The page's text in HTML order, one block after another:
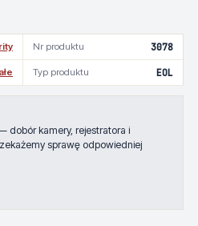
Nr produktu 3078
Typ produktu EOL
dobór kamery, rejestratora i
sprawę odpowiedniej